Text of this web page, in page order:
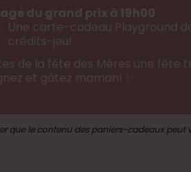
du grand prix à 19h00
Une carte-cadeau Playground
crédits-jeu!
de la fête des Mères une fête
et gâtez maman! ✨
que le contenu des paniers-cadeaux